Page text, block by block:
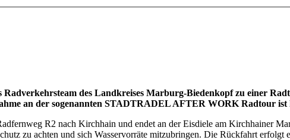
des Landkreises Marburg-Biedenkopf zu einer
an der sogenannten STADTRADEL AFTER WORK Radtour ist
R2 nach Kirchhain und endet an der Eisdiele am Kirchhainer
zu achten und sich Wasservorräte mitzubringen. Die Rückfahrt erfolgt